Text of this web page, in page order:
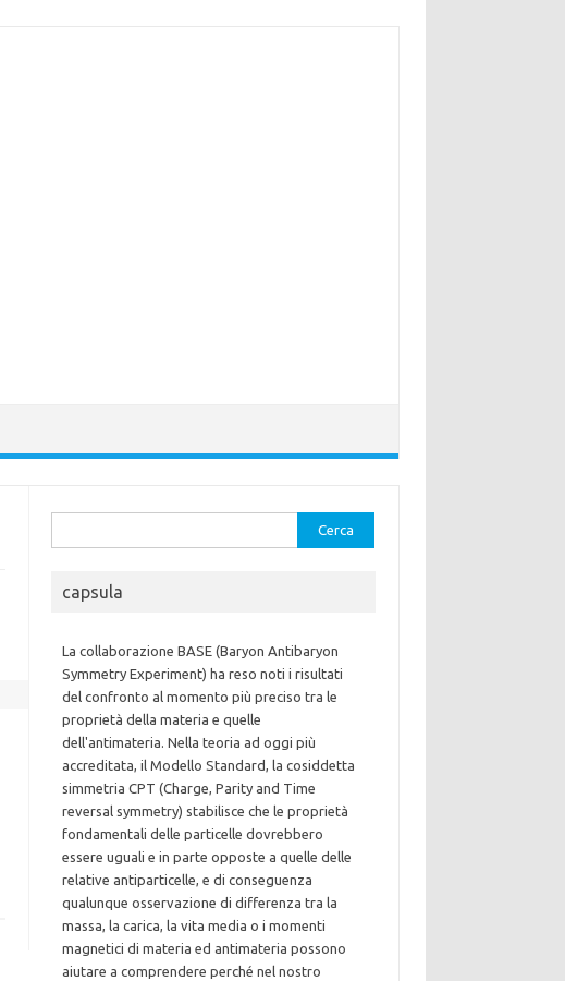
per:
capsula
La collaborazione BASE (Baryon Antibaryon
Symmetry Experiment) ha reso noti i risultati
del confronto al momento più preciso tra le
proprietà della materia e quelle
dell'antimateria. Nella teoria ad oggi più
accreditata, il Modello Standard, la cosiddetta
simmetria CPT (Charge, Parity and Time
reversal symmetry) stabilisce che le proprietà
fondamentali delle particelle dovrebbero
essere uguali e in parte opposte a quelle delle
relative antiparticelle, e di conseguenza
qualunque osservazione di differenza tra la
massa, la carica, la vita media o i momenti
magnetici di materia ed antimateria possono
aiutare a comprendere perché nel nostro